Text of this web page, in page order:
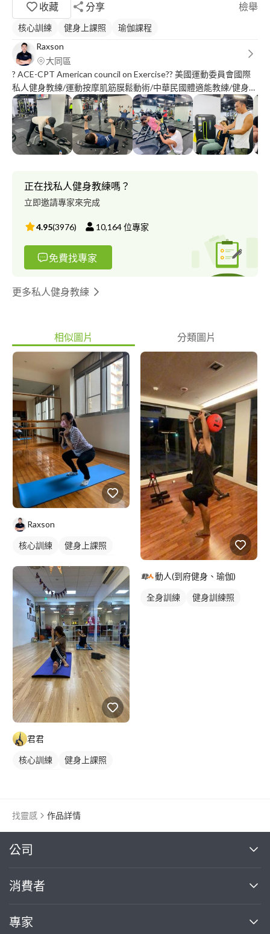
收藏
分享 檢舉
核心訓練 健身上課照
瑜伽課程
Raxson
大同區
? ACE-CPT American council on Exercise?? 美國運動委員會國際
私人健身教練/運動按摩肌筋膜鬆動術/中華民國體適能教練/健身協
會樂齡健身教練/ CPR+AED ✨一對一個人指導 | 體態雕塑 | 增肌減
脂?? ?熱愛衝浪露營的健身教練 ｜ ⛺️??? ?健身資歷10年 ?科技業工
程師背景 ?以專業安全高效率學理式訓練 ?中山捷運站旁/到府社區
家教 ======================== 注重學生基礎訓練與安全性
指導學生學習了解自身肌肉關節相關知識 注重學生運動狀態與動
自己 經驗： 學生上課2個月可以有明顯線條改善與進步 學生平均
十週瘦5％體脂肪，體重下降6公斤 改善文明病，駝背、圓肩、肩
頸腰酸背痛 ======================== ?? 持有證照?? ACE -
CPT American council on Exercise 美國運動委員會.國際私人健身
教練 運動按摩肌筋膜鬆動術 (MRSM) 中華民國體適能C級教練 中華
民國健身協會樂齡健身教練 CPR+AED救護證照 ?? 專長 ?? 一對一
個人指導 體態雕塑 功能性訓練 姿勢評估 增肌/減脂/減重指導 拳擊
體適能 飲食規劃 體重管理 銀髮族體適能 居家訓練 傷後復健運動訓
運動按摩 十週體脂下降課程 十週增肌雕塑線條 翹臀訓練 客製化訓
練 ?可先預約體驗課(60分鐘)內容包含： ♦️人體八大關節穩定性及靈
協調、核心穩定、肌耐力或心肺功能等等）
正在找私人健身教練嗎？
立即邀請專家來完成
4.95(3976) 10,164位專家
免費找專家
更多私人健身教練
相似圖片 分類圖片
Raxson
核心訓練
健身上課照
健身團體課
健身課程
君君
核心訓練
健身上課照
動人(到府健身、瑜伽)
全身訓練 健身訓練照
找靈感 作品詳情
公司
關於我們
部落格
消費者
買服務
專家
繼續完成